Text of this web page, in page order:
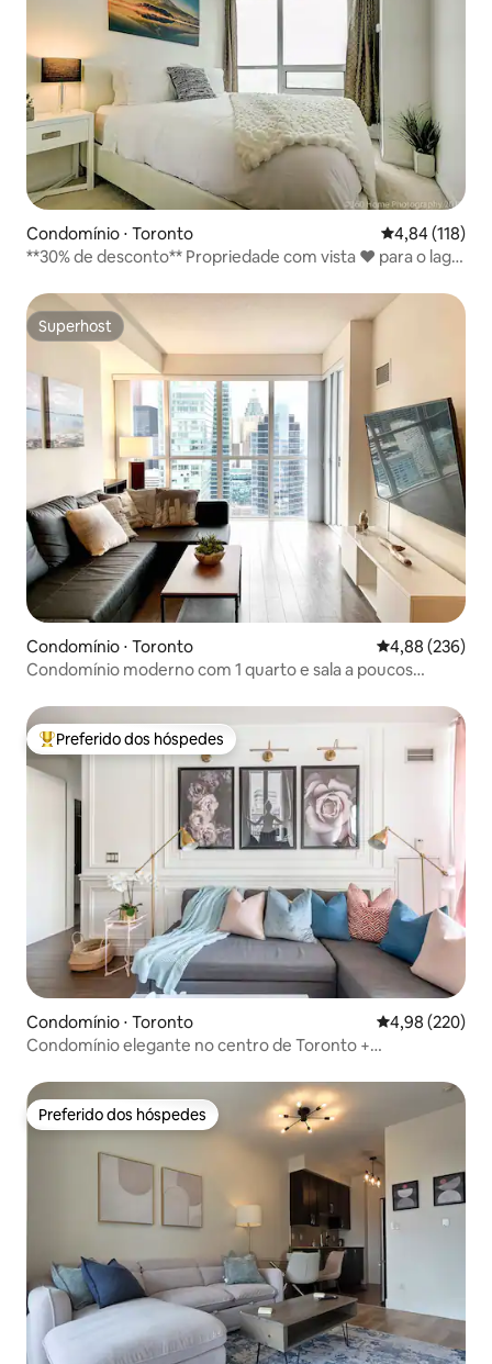
Condomínio ⋅ Toronto 4,84 de uma
4,84 (118)
**30% de desconto** Propriedade com vista ❤️ para o lago
Superhost
Superhost
Condomínio ⋅ Toronto 4,88 de uma
4,88 (236)
Condomínio moderno com 1 quarto e sala a poucos
Entre os melhores preferidos dos hóspedes
Preferido dos hóspedes
Condomínio ⋅ Toronto 4,98 de uma
4,98 (220)
Condomínio elegante no centro de Toronto +
Preferido dos hóspedes
Preferido dos hóspedes